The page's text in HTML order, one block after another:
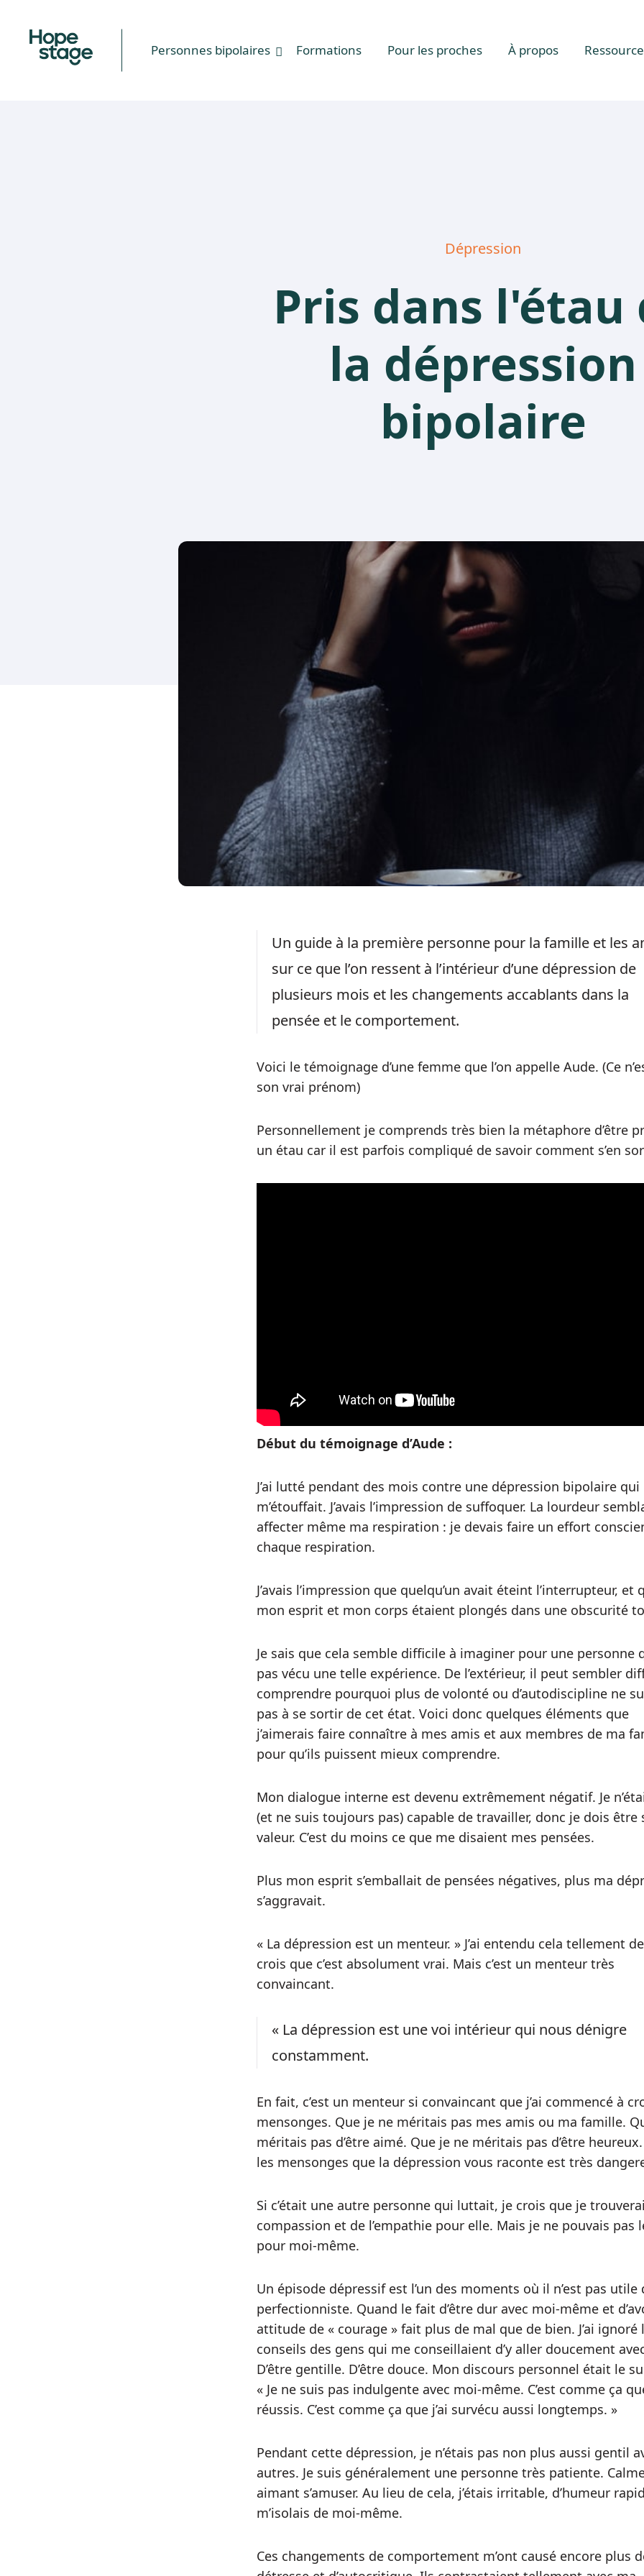
Personnes bipolaires Formations Pour les proches À propos
Dépression
Pris dans l'étau
la dépression
bipolaire
Un guide à la première personne pour la famille et les
sur ce que l’on ressent à l’intérieur d’une dépression de
plusieurs mois et les changements accablants dans la
pensée et le comportement.
Voici le témoignage d’une femme que l’on appelle Aude. (Ce
son vrai prénom)
Personnellement je comprends très bien la métaphore d’être
un étau car il est parfois compliqué de savoir comment s’en
Début du témoignage d’Aude :
J’ai lutté pendant des mois contre une dépression bipolaire qui
m’étouffait. J’avais l’impression de suffoquer. La lourdeur
affecter même ma respiration : je devais faire un effort
chaque respiration.
J’avais l’impression que quelqu’un avait éteint l’interrupteur, et
mon esprit et mon corps étaient plongés dans une obscurité
Je sais que cela semble difficile à imaginer pour une personne
pas vécu une telle expérience. De l’extérieur, il peut sembler
comprendre pourquoi plus de volonté ou d’autodiscipline ne
pas à se sortir de cet état. Voici donc quelques éléments que
j’aimerais faire connaître à mes amis et aux membres de ma
pour qu’ils puissent mieux comprendre.
Mon dialogue interne est devenu extrêmement négatif. Je
(et ne suis toujours pas) capable de travailler, donc je dois être
valeur. C’est du moins ce que me disaient mes pensées.
Plus mon esprit s’emballait de pensées négatives, plus ma
s’aggravait.
« La dépression est un menteur. » J’ai entendu cela tellement
crois que c’est absolument vrai. Mais c’est un menteur très
convaincant.
« La dépression est une voi intérieur qui nous dénigre
constamment.
En fait, c’est un menteur si convaincant que j’ai commencé à
mensonges. Que je ne méritais pas mes amis ou ma famille.
méritais pas d’être aimé. Que je ne méritais pas d’être
les mensonges que la dépression vous raconte est très
Si c’était une autre personne qui luttait, je crois que je
compassion et de l’empathie pour elle. Mais je ne pouvais pas
pour moi-même.
Un épisode dépressif est l’un des moments où il n’est pas utile
perfectionniste. Quand le fait d’être dur avec moi-même et
attitude de « courage » fait plus de mal que de bien. J’ai ignoré
conseils des gens qui me conseillaient d’y aller doucement
D’être gentille. D’être douce. Mon discours personnel était le
« Je ne suis pas indulgente avec moi-même. C’est comme ça
réussis. C’est comme ça que j’ai survécu aussi longtemps. »
Pendant cette dépression, je n’étais pas non plus aussi gentil
autres. Je suis généralement une personne très patiente.
aimant s’amuser. Au lieu de cela, j’étais irritable, d’humeur
m’isolais de moi-même.
Ces changements de comportement m’ont causé encore plus